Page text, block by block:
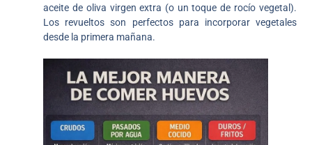
aceite de oliva virgen extra (o un toque de rocío vegetal).
Los revueltos son perfectos para incorporar vegetales
desde la primera mañana.